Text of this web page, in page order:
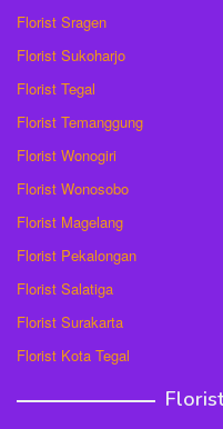
Florist Sragen
Florist Sukoharjo
Florist Tegal
Florist Temanggung
Florist Wonogiri
Florist Wonosobo
Florist Magelang
Florist Pekalongan
Florist Salatiga
Florist Surakarta
Florist Kota Tegal